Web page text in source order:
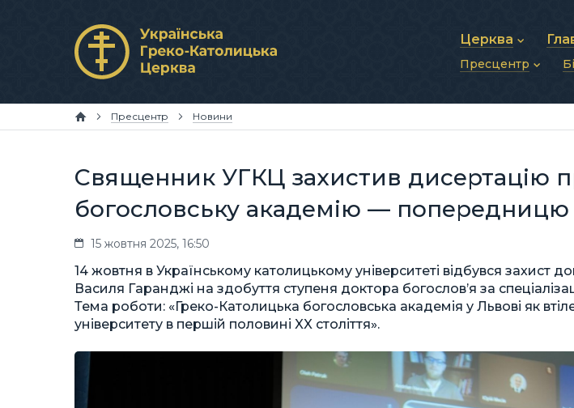
Церква
Про УГКЦ
Структура УГКЦ
Пресцентр
Публікації
Фото та відео
Архів новин
Пресцентр Новини
Священник УГКЦ захистив дисертацію
богословську академію —
15 жовтня 2025, 16:50
14 жовтня в Українському католицькому університеті відбувся захист
Василя Гаранджі на здобуття ступеня доктора богослов’я за
Тема роботи: «Греко-Католицька богословська академія у Львові як
університету в першій половині XX століття».